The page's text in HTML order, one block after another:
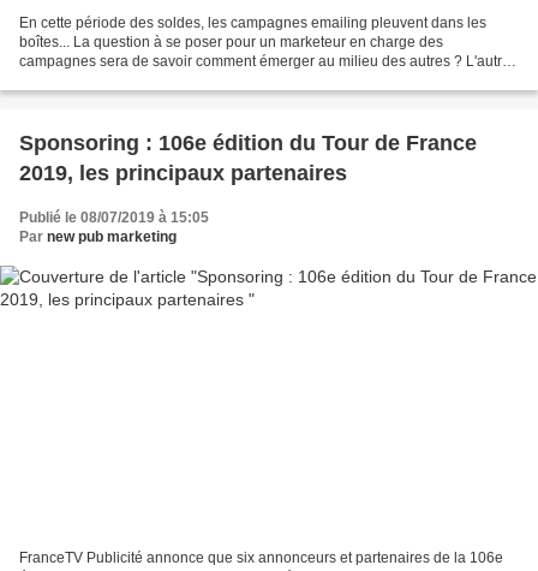
En cette période des soldes, les campagnes emailing pleuvent dans les
boîtes... La question à se poser pour un marketeur en charge des
campagnes sera de savoir comment émerger au milieu des autres ? L'autre
Sponsoring : 106e édition du Tour de France
2019, les principaux partenaires
Publié le 08/07/2019 à 15:05
Par new pub marketing
FranceTV Publicité annonce que six annonceurs et partenaires de la 106e